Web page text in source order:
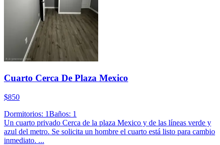
Cuarto Cerca De Plaza Mexico
$850
Dormitorios: 1Baños: 1
Un cuarto privado Cerca de la plaza Mexico y de las líneas verde y
azul del metro. Se solicita un hombre el cuarto está listo para cambio
inmediato. ...